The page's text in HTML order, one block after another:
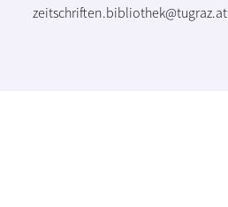
zeitschriften.bibliothek@tugraz.at